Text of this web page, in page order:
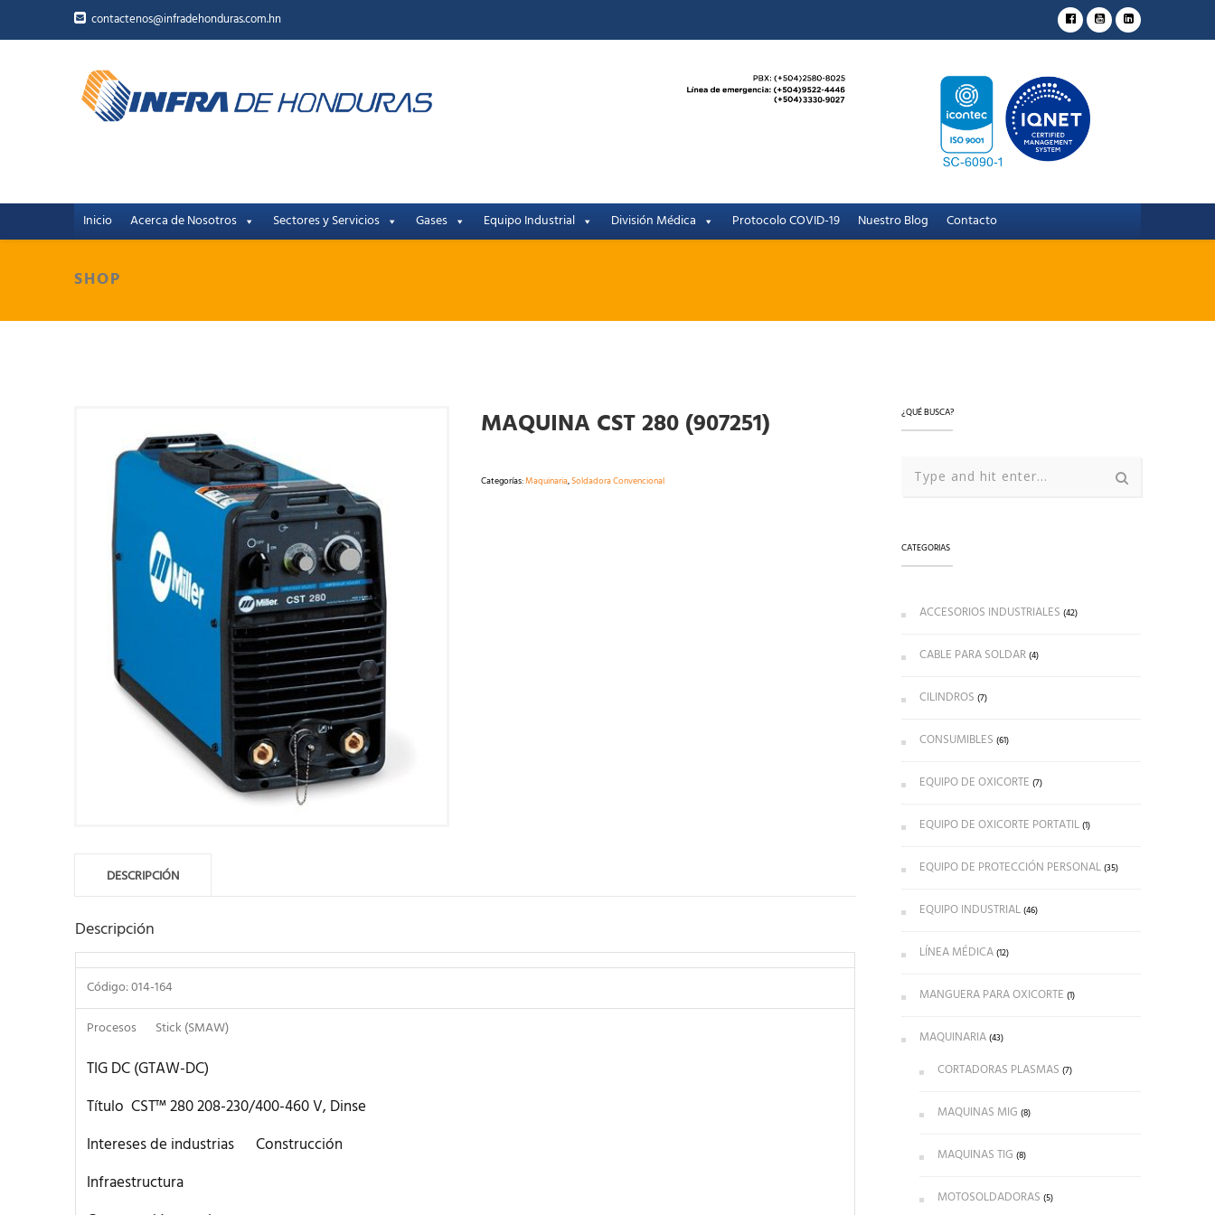
contactenos@infradehonduras.com.hn
Inicio Acerca de Nosotros Sectores y Servicios Gases Equipo Industrial División Médica Protocolo COVID-19 Nuestro Blog Contacto
SHOP
MAQUINA CST 280 (907251)
Categorías:Maquinaria,Soldadora Convencional
DESCRIPCIÓN
Descripción
Código: 014-164
Procesos Stick (SMAW)
TIG DC (GTAW-DC)
Título CST™ 280 208-230/400-460 V, Dinse
Intereses de industrias Construcción
Infraestructura
¿QUÉ BUSCA?
CATEGORIAS
ACCESORIOS INDUSTRIALES (42)
CABLE PARA SOLDAR(4)
CILINDROS (7)
CONSUMIBLES (61)
EQUIPO DE OXICORTE (7)
EQUIPO DE OXICORTE PORTATIL(1)
EQUIPO DE PROTECCIÓN PERSONAL(35)
EQUIPO INDUSTRIAL(46)
LÍNEA MÉDICA(12)
MANGUERA PARA OXICORTE (1)
MAQUINARIA(43)
CORTADORAS PLASMAS (7)
MAQUINAS MIG (8)
MAQUINAS TIG (8)
MOTOSOLDADORAS (5)